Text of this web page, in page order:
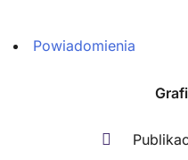
Powiadomienia